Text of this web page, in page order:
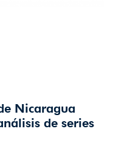
Nicaragua
de series